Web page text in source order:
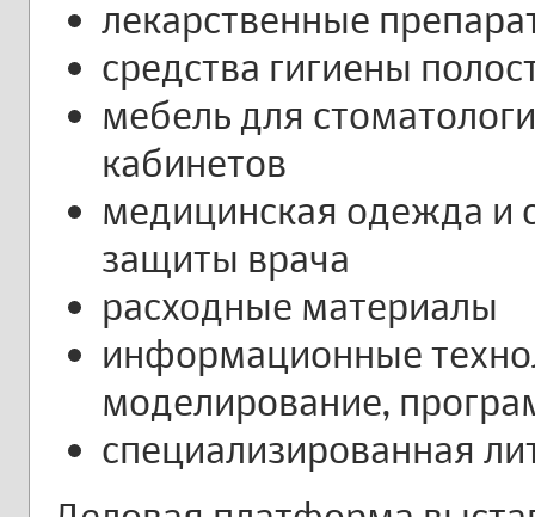
лекарственные
средства гигиены
мебель для
кабинетов
медицинская одежда и
защиты врача
расходные материалы
информационные
моделирование,
специализированная